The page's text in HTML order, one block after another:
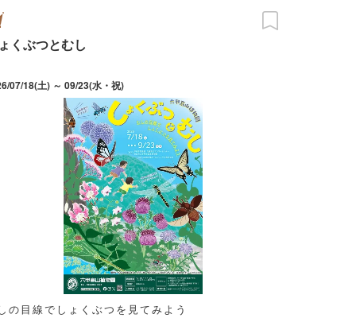
くぶつとむし
07/18(土) ～ 09/23(水・祝)
の目線でしょくぶつを見てみよう